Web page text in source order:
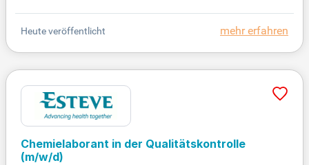
mehr erfahren
Heute veröffentlicht
Chemielaborant in der Qualitätskontrolle
(m/w/d)